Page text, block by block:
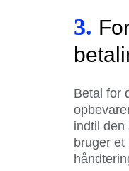
3.
Betal for
indtil den
bruger et